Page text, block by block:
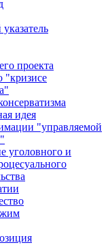
проекта
"кризисе
идея
"управляемой
уголовного и